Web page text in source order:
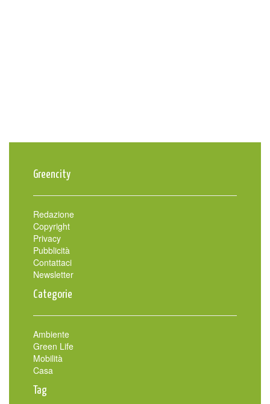
Greencity
Redazione
Copyright
Privacy
Pubblicità
Contattaci
Newsletter
Categorie
Ambiente
Green Life
Mobilità
Casa
Tag